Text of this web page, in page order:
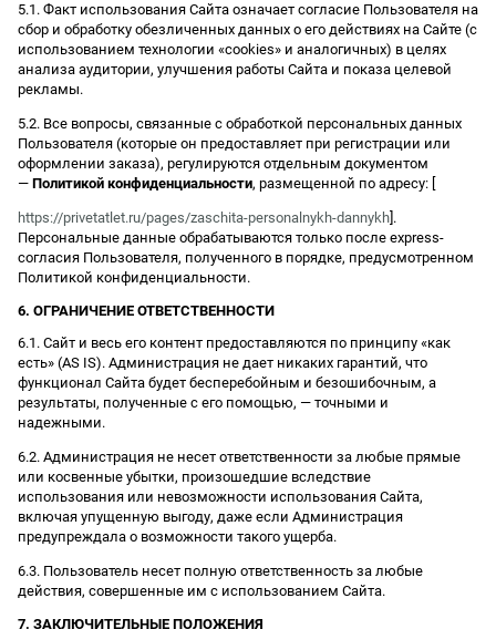
5.1. Факт использования Сайта означает согласие Пользователя на
сбор и обработку обезличенных данных о его действиях на Сайте (с
использованием технологии «cookies» и аналогичных) в целях
анализа аудитории, улучшения работы Сайта и показа целевой
рекламы.
5.2. Все вопросы, связанные с обработкой персональных данных
Пользователя (которые он предоставляет при регистрации или
оформлении заказа), регулируются отдельным документом
— Политикой конфиденциальности, размещенной по адресу: [
https://privetatlet.ru/pages/zaschita-personalnykh-dannykh ].
Персональные данные обрабатываются только после express-
согласия Пользователя, полученного в порядке, предусмотренном
Политикой конфиденциальности.
6. ОГРАНИЧЕНИЕ ОТВЕТСТВЕННОСТИ
6.1. Сайт и весь его контент предоставляются по принципу «как
есть» (AS IS). Администрация не дает никаких гарантий, что
функционал Сайта будет бесперебойным и безошибочным, а
результаты, полученные с его помощью, — точными и
надежными.
6.2. Администрация не несет ответственности за любые прямые
или косвенные убытки, произошедшие вследствие
использования или невозможности использования Сайта,
включая упущенную выгоду, даже если Администрация
предупреждала о возможности такого ущерба.
6.3. Пользователь несет полную ответственность за любые
действия, совершенные им с использованием Сайта.
7. ЗАКЛЮЧИТЕЛЬНЫЕ ПОЛОЖЕНИЯ